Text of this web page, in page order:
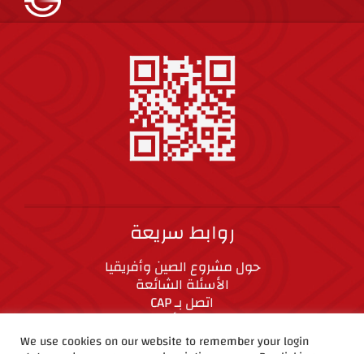
روابط سريعة
حول مشروع الصين وأفريقيا
الأسئلة الشائعة
اتصل بـ CAP
المعايير الأخلاقية
We use cookies on our website to remember your login